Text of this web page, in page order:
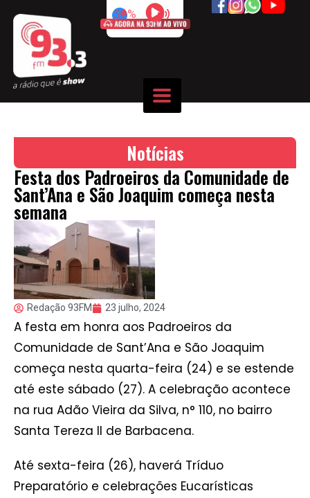
50%
Notícias
Festa dos Padroeiros da Comunidade de
Sant’Ana e São Joaquim começa nesta
semana
Redação 93FM 23 julho, 2024
A festa em honra aos Padroeiros da
Comunidade de Sant’Ana e São Joaquim
começa nesta quarta-feira (24) e se estende
até este sábado (27). A celebração acontece
na rua Adão Vieira da Silva, n° 110, no bairro
Santa Tereza II de Barbacena.
Até sexta-feira (26), haverá Tríduo
Preparatório e celebrações Eucarísticas